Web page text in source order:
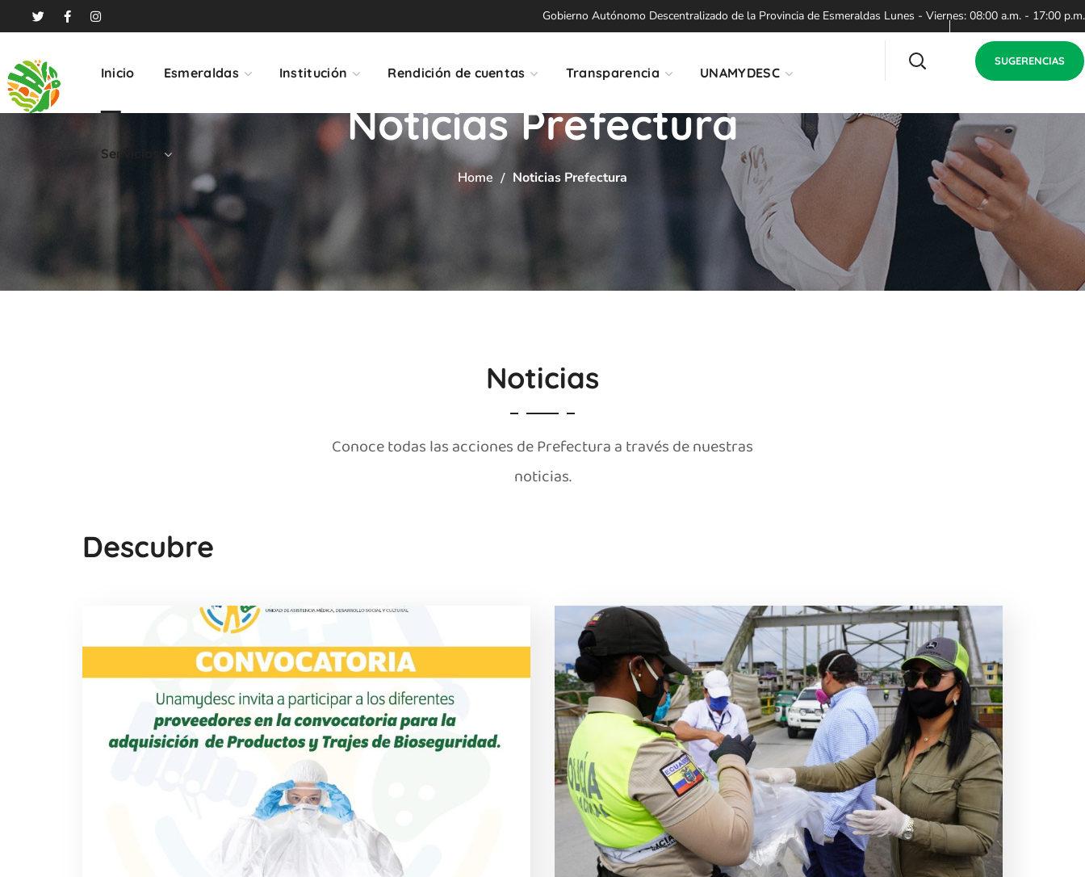
Gobierno Autónomo Descentralizado de la Provincia de Esmeraldas Lunes - Viernes: 08:00 a.m. - 17:00 p.m.
Inicio Esmeraldas Institución Rendición de cuentas Transparencia UNAMYDESC
Servicios
SUGERENCIAS
Noticias Prefectura
Home Noticias Prefectura
Noticias
Conoce todas las acciones de Prefectura a través de nuestras
noticias.
Descubre